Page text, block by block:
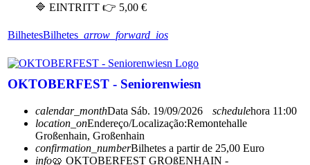
🔷 EINTRITT 👉 5,00 €
BilhetesBilhetes arrow_forward_ios
OKTOBERFEST - Seniorenwiesn
calendar_monthData Sáb. 19/09/2026 schedulehora 11:00
location_onEndereço/Localização:Remontehalle
Großenhain, Großenhain
confirmation_numberBilhetes a partir de 25,00 Euro
info🥨 OKTOBERFEST GROßENHAIN -